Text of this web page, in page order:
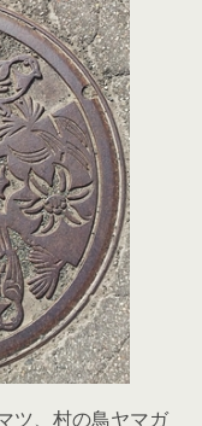
ツ、村の鳥ヤマガ